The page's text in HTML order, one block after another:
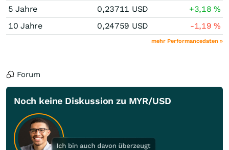
5 Jahre 0,23711 USD +3,18%
10 Jahre
0,24759 USD -1,19%
mehr Performancedaten »
Forum
Noch keine Diskussion zu MYR/USD